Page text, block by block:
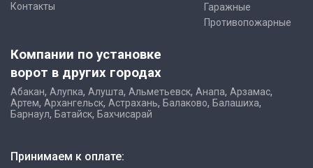
Контакты
Гаражные
Противопожарные
Компании по установке
ворот в других городах
Абакан, Алупка, Алушта, Альметьевск, Анапа, Арзамас,
Артем, Архангельск, Астрахань, Балаково, Балашиха,
Барнаул, Батайск, Бахчисарай
Принимаем к оплате: